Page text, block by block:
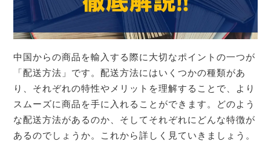
中国からの商品を輸入する際に大切なポイントの一つが
「配送方法」です。配送方法にはいくつかの種類があ
り、それぞれの特性やメリットを理解することで、より
スムーズに商品を手に入れることができます。どのよう
な配送方法があるのか、そしてそれぞれにどんな特徴が
あるのでしょうか。これから詳しく見ていきましょう。